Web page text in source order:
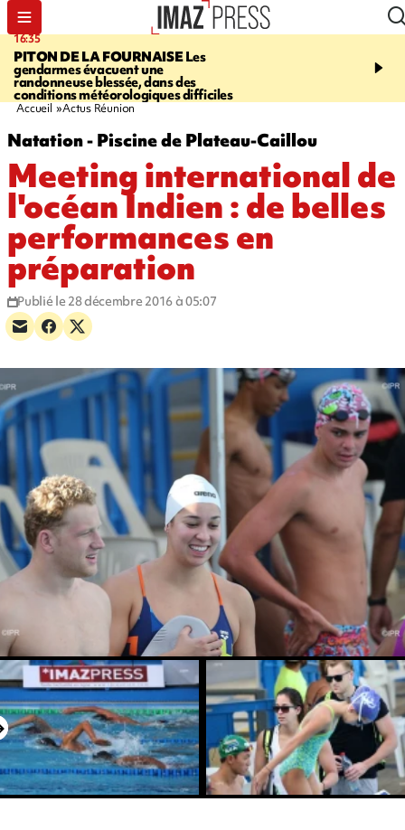
16:35
PITON DE LA FOURNAISELes
gendarmes évacuent une
randonneuse blessée, dans des
conditions météorologiques difficiles
15:45
sortante Pauline
Accueil Actus Réunion
Natation - Piscine de Plateau-Caillou
Meeting international de
l'océan Indien : de belles
performances en
préparation
Publié le 28 décembre 2016 à 05:07